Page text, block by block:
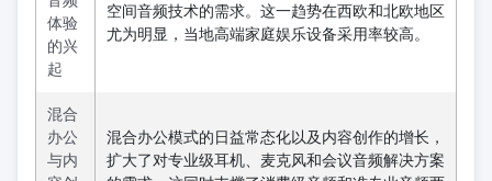
体验
的兴
起
空间音频技术的需求。这一趋势在西欧和北欧地区
尤为明显，当地高端家庭娱乐设备采用率较高。
混合
办公
与内
混合办公模式的日益常态化以及内容创作的增长，
扩大了对专业级耳机、麦克风和会议音频解决方案